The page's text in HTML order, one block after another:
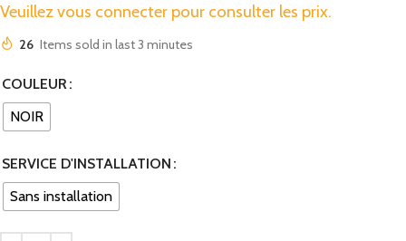
Veuillez vous connecter pour consulter les prix.
26 Items sold in last 3 minutes
COULEUR
NOIR
SERVICE D'INSTALLATION
Sans installation